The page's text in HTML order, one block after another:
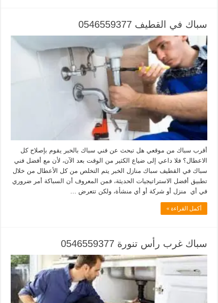
سباك في القطيف 0546559377
أقرب سباك من موقعي هل تبحث عن فني سباك بالخبر يقوم بإصلاح كل
الاعطال؟ فلا داعي إلى ضياع الكثير من الوقت بعد الآن، لأن مع أفضل فني
سباك في القطيف سباك منازل الخبر يتم التخلص من كل الأعطال من خلال
تطبيق أفضل الاستراتيجيات الحديثة، فمن المعروف أن السباكة أمر ضروري
في أي منزل أو شركة أو أي منشأة، ولكن تتعرض …
أكمل القراءة »
سباك غرب رأس تنورة 0546559377